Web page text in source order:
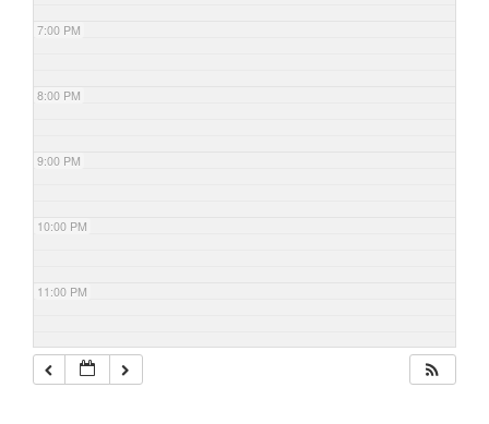
7:00 PM
8:00 PM
9:00 PM
10:00 PM
11:00 PM